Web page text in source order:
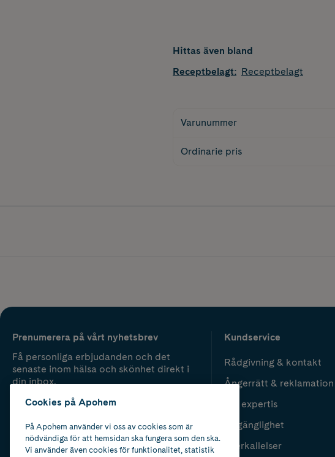
Hittas även bland
Receptbelagt: Receptbelagt
Varunummer
Ordinarie pris
Prenumerera på vårt nyhetsbrev
Få personliga erbjudanden och det
senaste inom hälsa och skönhet direkt i
din inbox.
Kundservice
Rådgivning & kontakt
Ångerrätt & reklamation
Vår expertis
Tillgänglighet
Återkallelser
Cookies på Apohem
På Apohem använder vi oss av cookies som är
nödvändiga för att hemsidan ska fungera som den ska.
Vi använder även cookies för funktionalitet, statistik